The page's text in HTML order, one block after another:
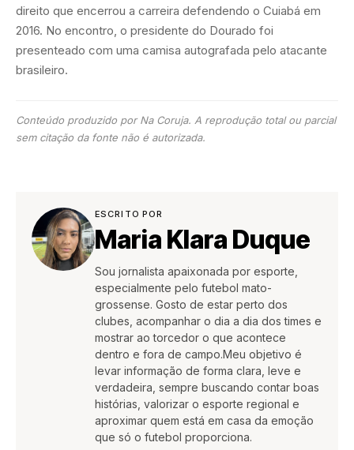
direito que encerrou a carreira defendendo o Cuiabá em
2016. No encontro, o presidente do Dourado foi
presenteado com uma camisa autografada pelo atacante
brasileiro.
Conteúdo produzido por Na Coruja. A reprodução total ou parcial
sem citação da fonte não é autorizada.
ESCRITO POR
Maria Klara Duque
Sou jornalista apaixonada por esporte,
especialmente pelo futebol mato-
grossense. Gosto de estar perto dos
clubes, acompanhar o dia a dia dos times e
mostrar ao torcedor o que acontece
dentro e fora de campo.Meu objetivo é
levar informação de forma clara, leve e
verdadeira, sempre buscando contar boas
histórias, valorizar o esporte regional e
aproximar quem está em casa da emoção
que só o futebol proporciona.